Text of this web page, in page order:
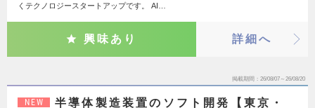
くテクノロジースタートアップです。 AI…
興味あり 詳細へ
掲載期間 26/08/07～26/08/20
NEW
半導体製造装置のソフト開発【東京・